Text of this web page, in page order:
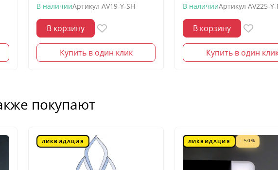
В наличииАртикул AV19-Y-SH
В корзину
Купить в один клик
В наличииАртикул AV225-
В корзину
Купить в один
покупают
ЛИКВИДАЦИЯ ЛИКВИДАЦИЯ - 50%